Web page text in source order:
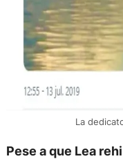
La
Pese a que Lea